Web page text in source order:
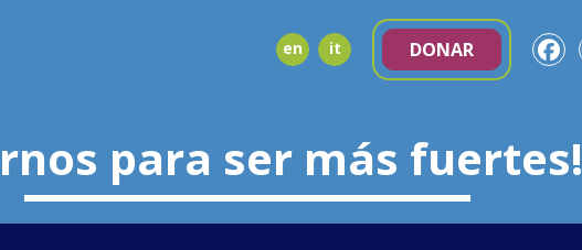
en it DONAR
para ser más fuertes!